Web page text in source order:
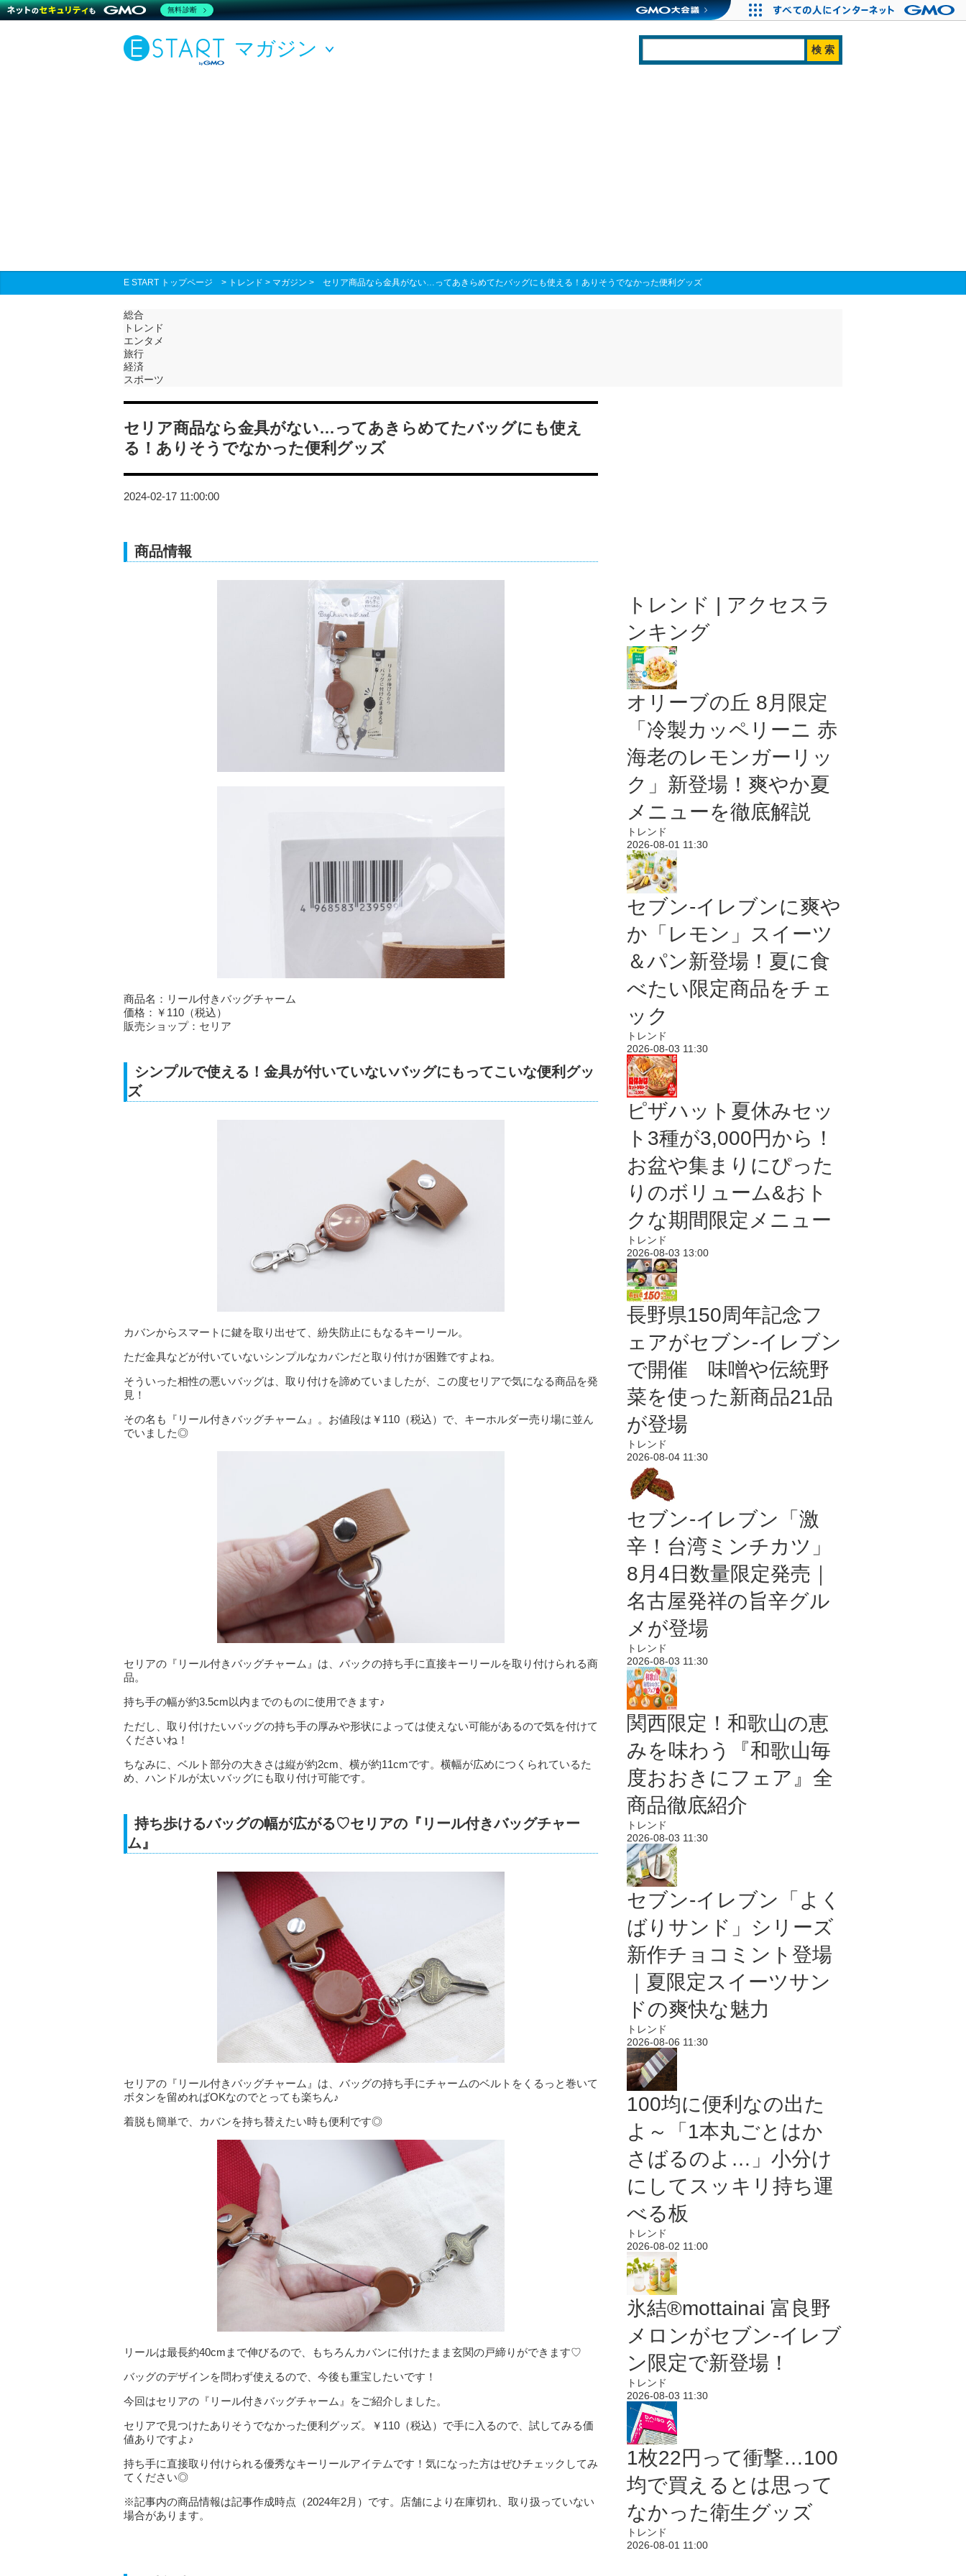
マガジン
E START トップページ > トレンド > マガジン > セリア商品なら金具がない…ってあきらめてたバッグにも使える！ありそうでなかった便利グッズ
総合
トレンド
エンタメ
旅行
経済
スポーツ
セリア商品なら金具がない…ってあきらめてたバッグにも使え
る！ありそうでなかった便利グッズ
2024-02-17 11:00:00
商品情報
商品名：リール付きバッグチャーム
価格：￥110（税込）
販売ショップ：セリア
シンプルで使える！金具が付いていないバッグにもってこいな便利グッ
ズ
カバンからスマートに鍵を取り出せて、紛失防止にもなるキーリール。
ただ金具などが付いていないシンプルなカバンだと取り付けが困難ですよね。
そういった相性の悪いバッグは、取り付けを諦めていましたが、この度セリアで気になる商品を発
見！
その名も『リール付きバッグチャーム』。お値段は￥110（税込）で、キーホルダー売り場に並ん
でいました◎
セリアの『リール付きバッグチャーム』は、バックの持ち手に直接キーリールを取り付けられる商
品。
持ち手の幅が約3.5cm以内までのものに使用できます♪
ただし、取り付けたいバッグの持ち手の厚みや形状によっては使えない可能があるので気を付けて
くださいね！
ちなみに、ベルト部分の大きさは縦が約2cm、横が約11cmです。横幅が広めにつくられているた
め、ハンドルが太いバッグにも取り付け可能です。
持ち歩けるバッグの幅が広がる♡セリアの『リール付きバッグチャー
ム』
セリアの『リール付きバッグチャーム』は、バッグの持ち手にチャームのベルトをくるっと巻いて
ボタンを留めればOKなのでとっても楽ちん♪
着脱も簡単で、カバンを持ち替えたい時も便利です◎
リールは最長約40cmまで伸びるので、もちろんカバンに付けたまま玄関の戸締りができます♡
バッグのデザインを問わず使えるので、今後も重宝したいです！
今回はセリアの『リール付きバッグチャーム』をご紹介しました。
セリアで見つけたありそうでなかった便利グッズ。￥110（税込）で手に入るので、試してみる価
値ありですよ♪
持ち手に直接取り付けられる優秀なキーリールアイテムです！気になった方はぜひチェックしてみ
てください◎
※記事内の商品情報は記事作成時点（2024年2月）です。店舗により在庫切れ、取り扱っていない
場合があります。
トレンド | アクセスラ
ンキング
オリーブの丘 8月限定
「冷製カッペリーニ 赤
海老のレモンガーリッ
ク」新登場！爽やか夏
メニューを徹底解説
トレンド
2026-08-01 11:30
セブン‐イレブンに爽や
か「レモン」スイーツ
＆パン新登場！夏に食
べたい限定商品をチェ
ック
トレンド
2026-08-03 11:30
ピザハット夏休みセッ
ト3種が3,000円から！
お盆や集まりにぴった
りのボリューム&おト
クな期間限定メニュー
トレンド
2026-08-03 13:00
長野県150周年記念フ
ェアがセブン-イレブン
で開催 味噌や伝統野
菜を使った新商品21品
が登場
トレンド
2026-08-04 11:30
セブン-イレブン「激
辛！台湾ミンチカツ」
8月4日数量限定発売｜
名古屋発祥の旨辛グル
メが登場
トレンド
2026-08-03 11:30
関西限定！和歌山の恵
みを味わう『和歌山毎
度おおきにフェア』全
商品徹底紹介
トレンド
2026-08-03 11:30
セブン‐イレブン「よく
ばりサンド」シリーズ
新作チョコミント登場
｜夏限定スイーツサン
ドの爽快な魅力
トレンド
2026-08-06 11:30
100均に便利なの出た
よ～「1本丸ごとはか
さばるのよ…」小分け
にしてスッキリ持ち運
べる板
トレンド
2026-08-02 11:00
氷結®mottainai 富良野
メロンがセブン‐イレブ
ン限定で新登場！
トレンド
2026-08-03 11:30
1枚22円って衝撃…100
均で買えるとは思って
なかった衛生グッズ
トレンド
2026-08-01 11:00
無料診断